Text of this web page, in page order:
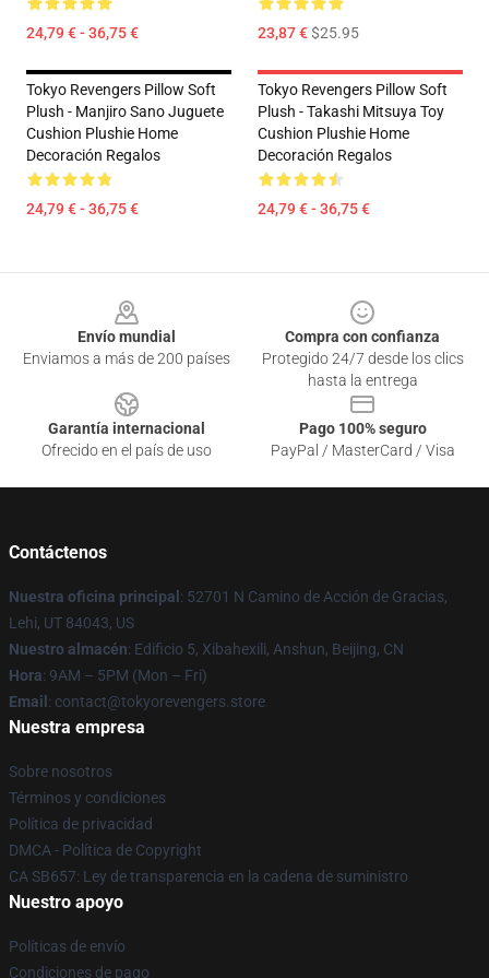
24,79 € - 36,75 € 23,87 €$25.95
Tokyo Revengers Pillow Soft
Plush - Manjiro Sano Juguete
Cushion Plushie Home
Decoración Regalos
24,79 € - 36,75 €
Tokyo Revengers Pillow Soft
Plush - Takashi Mitsuya Toy
Cushion Plushie Home
Decoración Regalos
24,79 € - 36,75 €
Envío mundial
Enviamos a más de 200 países
Compra con confianza
Protegido 24/7 desde los clics
hasta la entrega
Garantía internacional
Ofrecido en el país de uso
Pago 100% seguro
PayPal / MasterCard / Visa
Contáctenos
Nuestra oficina principal : 52701 N Camino de Acción de Gracias,
Lehi, UT 84043, US
Nuestro almacén: Edificio 5, Xibahexili, Anshun, Beijing, CN
Hora: 9AM – 5PM (Mon – Fri)
Email : contact@tokyorevengers.store
Nuestra empresa
Sobre nosotros
Términos y condiciones
Política de privacidad
DMCA - Política de Copyright
CA SB657: Ley de transparencia en la cadena de suministro
Nuestro apoyo
Políticas de envío
Condiciones de pago